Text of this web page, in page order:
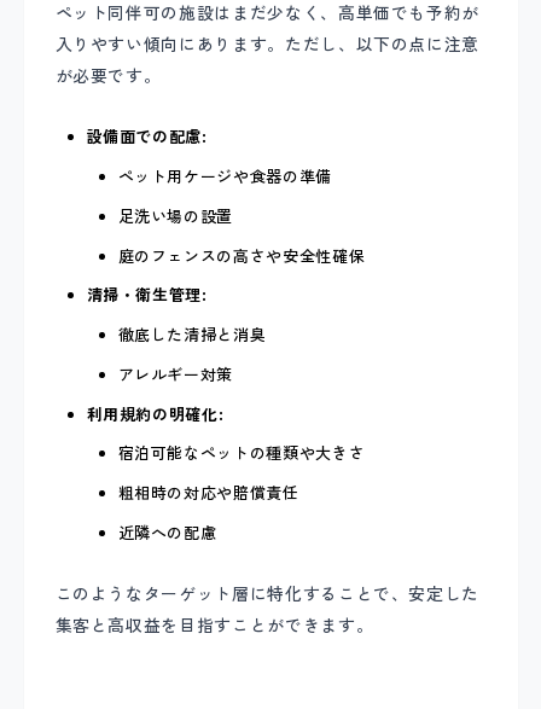
ペット同伴可の施設はまだ少なく、高単価でも予約が
入りやすい傾向にあります。ただし、以下の点に注意
が必要です。
設備面での配慮:
ペット用ケージや食器の準備
足洗い場の設置
庭のフェンスの高さや安全性確保
清掃・衛生管理:
徹底した清掃と消臭
アレルギー対策
利用規約の明確化:
宿泊可能なペットの種類や大きさ
粗相時の対応や賠償責任
近隣への配慮
このようなターゲット層に特化することで、安定した
集客と高収益を目指すことができます。